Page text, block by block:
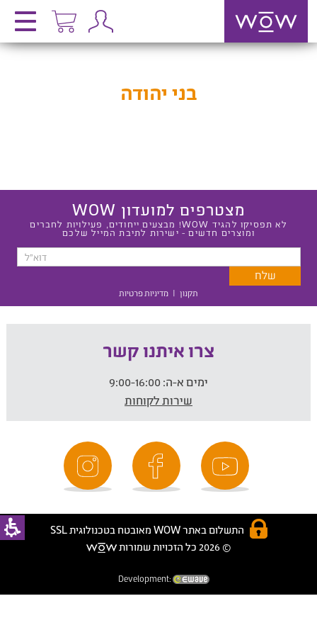
בני יהודה
מצטרפים למועדון WOW
לא תפסיקו להגיד WOW! מבצעים ייחודים, פעילויות לחברים
ומוצרים חדשים - ישירות לתיבת המייל שלכם
תקנון | מדיניות פרטיות
צרו איתנו קשר
ימים א-ה:
שירות לקוחות
התשלום באתר WOW מאובטח בטכנולוגית SSL
© 2026 כל הזכויות שמורות
Development: